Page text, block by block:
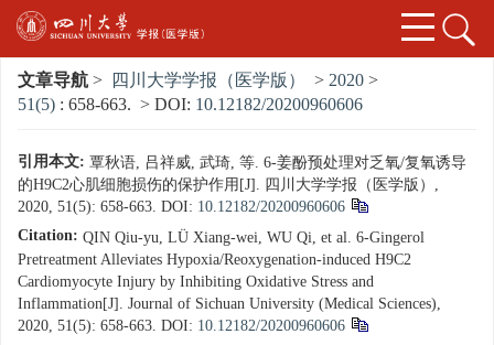
文章导航 > 四川大学学报（医学版） > 2020 >
51(5) : 658-663. > DOI: 10.12182/20200960606
引用本文: 覃秋语, 吕祥威, 武琦, 等. 6-姜酚预处理对乏氧/复氧诱导
的H9C2心肌细胞损伤的保护作用[J]. 四川大学学报（医学版）,
2020, 51(5): 658-663. DOI: 10.12182/20200960606
Citation: QIN Qiu-yu, LÜ Xiang-wei, WU Qi, et al. 6-Gingerol
Pretreatment Alleviates Hypoxia/Reoxygenation-induced H9C2
Cardiomyocyte Injury by Inhibiting Oxidative Stress and
Inflammation[J]. Journal of Sichuan University (Medical Sciences),
2020, 51(5): 658-663. DOI: 10.12182/20200960606